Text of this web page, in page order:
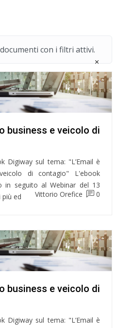
con i filtri attivi.
business e veicolo di
Digiway sul tema: "L’Email è
di contagio" L'ebook
in seguito al Webinar del 13
più ed
Vittorio Orefice 0
business e veicolo di
Digiway sul tema: "L’Email è